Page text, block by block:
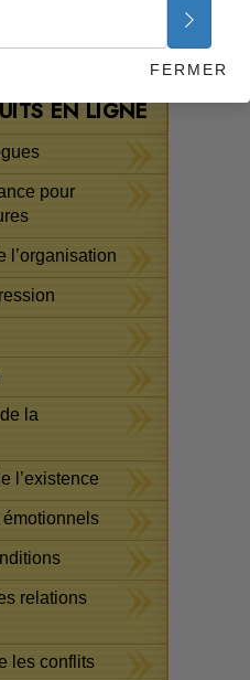
fin à cette détresse.
EN LIGNE
pour
l’organisation
la
l’existence
émotionnels
relations
les conflits
FERMER